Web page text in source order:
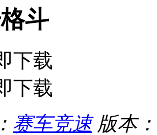
斗
下载
下载
赛车竞速 版本